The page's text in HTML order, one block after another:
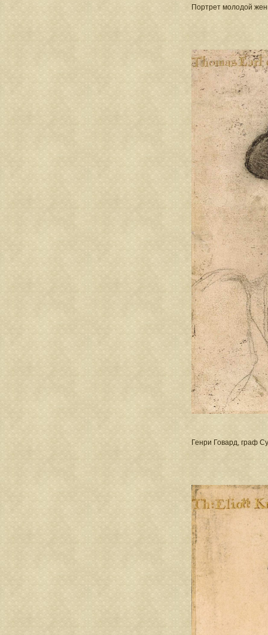
Портрет молодой
Генри Говард, граф